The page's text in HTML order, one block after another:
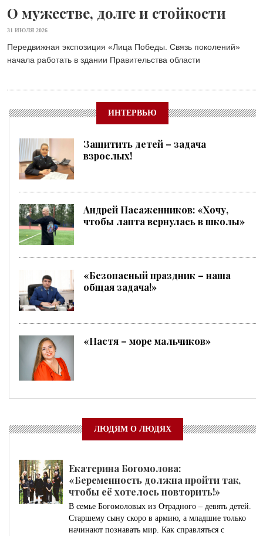
О мужестве, долге и стойкости
31 ИЮЛЯ 2026
Передвижная экспозиция «Лица Победы. Связь поколений»
начала работать в здании Правительства области
ИНТЕРВЬЮ
Защитить детей – задача
взрослых!
Андрей Пасаженников: «Хочу,
чтобы лапта вернулась в школы»
«Безопасный праздник – наша
общая задача!»
«Настя – море мальчиков»
ЛЮДЯМ О ЛЮДЯХ
Екатерина Богомолова:
«Беременность должна пройти так,
чтобы её хотелось повторить!»
В семье Богомоловых из Отрадного – девять детей.
Старшему сыну скоро в армию, а младшие только
начинают познавать мир. Как справляться с